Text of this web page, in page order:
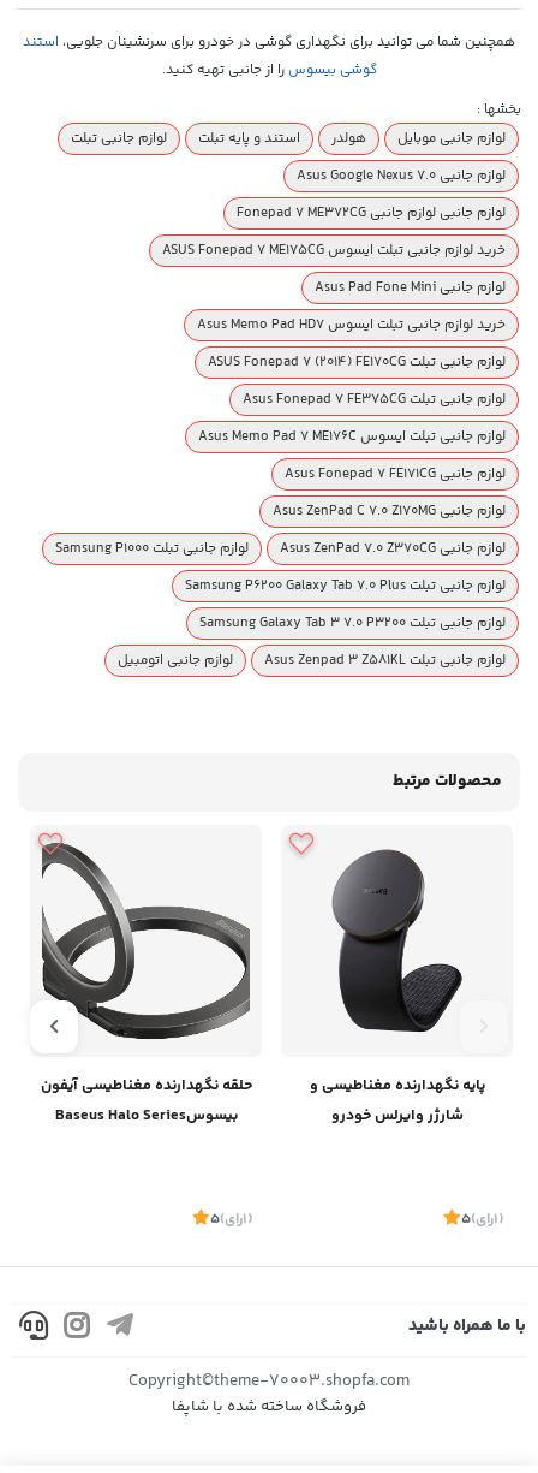
همچنین شما می توانید برای نگهداری گوشی در خودرو برای سرنشینان جلویی، استند
گوشی بیسوس را از جانبی تهیه کنید.
بخشها :
لوازم جانبی موبایل
هولدر استند و پایه تبلت
لوازم جانبی تبلت
لوازم جانبی Asus Google Nexus 7.0
لوازم جانبی لوازم جانبی Fonepad 7 ME372CG
خرید لوازم جانبی تبلت ایسوس ASUS Fonepad 7 ME175CG
لوازم جانبی Asus Pad Fone Mini
خرید لوازم جانبی تبلت ایسوس Asus Memo Pad HD7
لوازم جانبی تبلت ASUS Fonepad 7 (2014) FE170CG
لوازم جانبی تبلت Asus Fonepad 7 FE375CG
لوازم جانبی تبلت ایسوس Asus Memo Pad 7 ME176C
لوازم جانبی Asus Fonepad 7 FE171CG
لوازم جانبی Asus ZenPad C 7.0 Z170MG
لوازم جانبی Asus ZenPad 7.0 Z370CG
لوازم جانبی تبلت Samsung P1000
لوازم جانبی تبلت Samsung P6200 Galaxy Tab 7.0 Plus
لوازم جانبی تبلت Samsung Galaxy Tab 3 7.0 P3200
لوازم جانبی تبلت Asus Zenpad 3 Z581KL
لوازم جانبی اتومبیل
محصولات مرتبط
پایه نگهدارنده مغناطیسی و
شارژر وایرلس خودرو
Car Mount C40156000111-00
(1 رای)
5
حلقه نگهدارنده مغناطیسی آیفون
بیسوسBaseus Halo Series
(1 رای)
5
با ما همراه باشید
Copyright©theme-70003.shopfa.com
فروشگاه ساخته شده با شاپفا